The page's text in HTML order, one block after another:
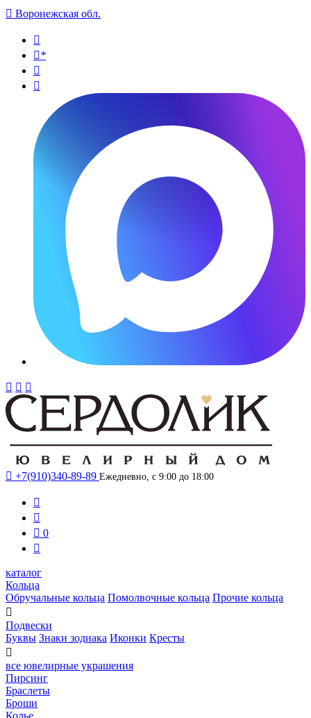
 Воронежская обл.

*


  
 +7(910)340-89-89 Ежедневно, с 9:00 до 18:00


 0

каталог
Кольца
Обручальные кольца Помолвочные кольца Прочие кольца

Подвески
Буквы Знаки зодиака Иконки Кресты

все ювелирные украшения
Пирсинг
Браслеты
Броши
Колье